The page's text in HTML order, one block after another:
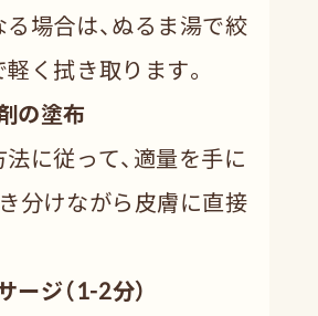
場合は、ぬるま湯で絞
く拭き取ります。
の塗布
に従って、適量を手に
分けながら皮膚に直接
ジ（1-2分）